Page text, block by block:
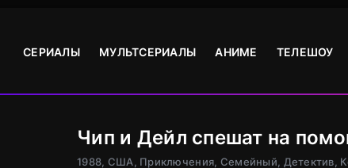
СЕРИАЛЫ МУЛЬТСЕРИАЛЫ АНИМЕ ТЕЛЕШОУ
Чип и Дейл спешат на
1988, США, Приключения, Семейный, Детектив,